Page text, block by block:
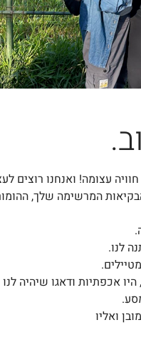
עצומה! ואנחנו רוצים
המרשימה שלך,
לנו.
אכפתיות ודאגו שיהיה
ואליו